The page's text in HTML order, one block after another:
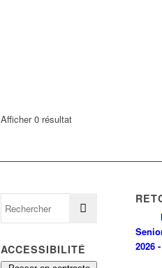
Afficher 0 résultat
ACCESSIBILITÉ
2026